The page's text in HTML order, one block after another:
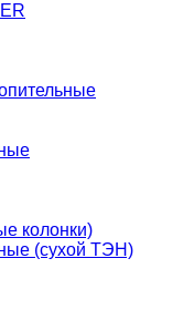
колонки)
(сухой ТЭН)